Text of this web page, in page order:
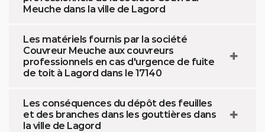
Meuche dans la ville de Lagord
Les matériels fournis par la société
Couvreur Meuche aux couvreurs
professionnels en cas d'urgence de fuite
de toit à Lagord dans le 17140
Les conséquences du dépôt des feuilles
et des branches dans les gouttières dans
la ville de Lagord